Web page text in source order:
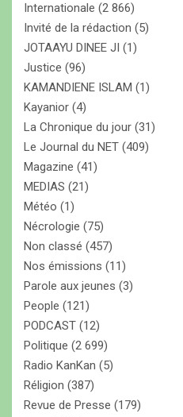
Internationale (2 866)
Invité de la rédaction (5)
JOTAAYU DINEE JI (1)
Justice (96)
KAMANDIENE ISLAM (1)
Kayanior (4)
La Chronique du jour (31)
Le Journal du NET (409)
Magazine (41)
MEDIAS (21)
Météo (1)
Nécrologie (75)
Non classé (457)
Nos émissions (11)
Parole aux jeunes (3)
People (121)
PODCAST (12)
Politique (2 699)
Radio KanKan (5)
Réligion (387)
Revue de Presse (179)